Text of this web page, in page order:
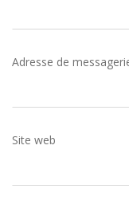
Adresse de
Site web